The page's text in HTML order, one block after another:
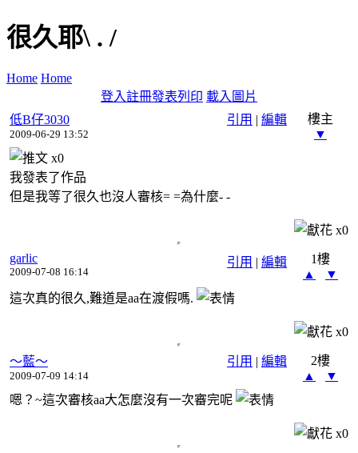
很久耶\ . /
Home Home
登入註冊發表列印 載入圖片
引用 | 編輯
低B仔3030
2009-06-29 13:52
樓主
▼
x0
我發表了作品
但是我等了很久也沒人審核= =為什麼- -
x0
引用 | 編輯
garlic
2009-07-08 16:14
1樓
▲
▼
這次真的很久,難道是aa在渡假嗎.
x0
引用 | 編輯
～藍～
2009-07-09 14:14
2樓
▲
▼
嗯？~這次審核aa大怎麼沒有一次審完呢
x0